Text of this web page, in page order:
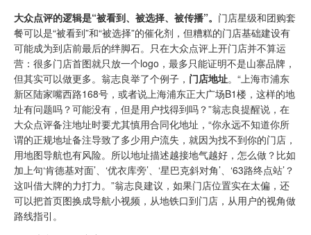
大众点评的逻辑是“被看到、被选择、被传播”。 门店星级和团购套
餐可以是“被看到”和“被选择”的催化剂，但糟糕的门店基础建设有
可能成为到店前最后的绊脚石。只在大众点评上开门店并不算运
营：很多门店首图就只放一个logo，最多只能证明不是山寨品牌，
但其实可以做更多。翁志良举了个例子， 门店地址。“上海市浦东
新区陆家嘴西路168号，或者说上海浦东正大广场B1楼，这样的地
址有问题吗？可能没有，但是用户找得到吗？”翁志良提醒说，在
大众点评备注地址时要尤其慎用合同化地址，“你永远不知道你所
谓的正规地址备注导致了多少用户流失，就因为找不到你的门店，
用地图导航也有风险。所以地址描述越接地气越好，怎么做？比如
加上句‘肯德基对面’、‘优衣库旁’、‘星巴克斜对角’、‘63路终点站’？
这叫借大牌的力打力。”翁志良建议，如果门店位置实在太偏，还
可以把首页图换成导航小视频，从地铁口到门店，从用户的视角做
路线指引。